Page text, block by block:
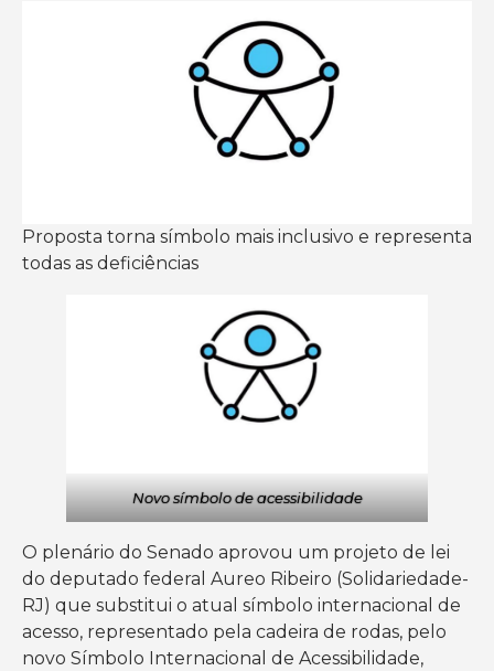
Proposta torna símbolo mais inclusivo e representa
todas as deficiências
Novo símbolo de acessibilidade
O plenário do Senado aprovou um projeto de lei
do deputado federal Aureo Ribeiro (Solidariedade-
RJ) que substitui o atual símbolo internacional de
acesso, representado pela cadeira de rodas, pelo
novo Símbolo Internacional de Acessibilidade,